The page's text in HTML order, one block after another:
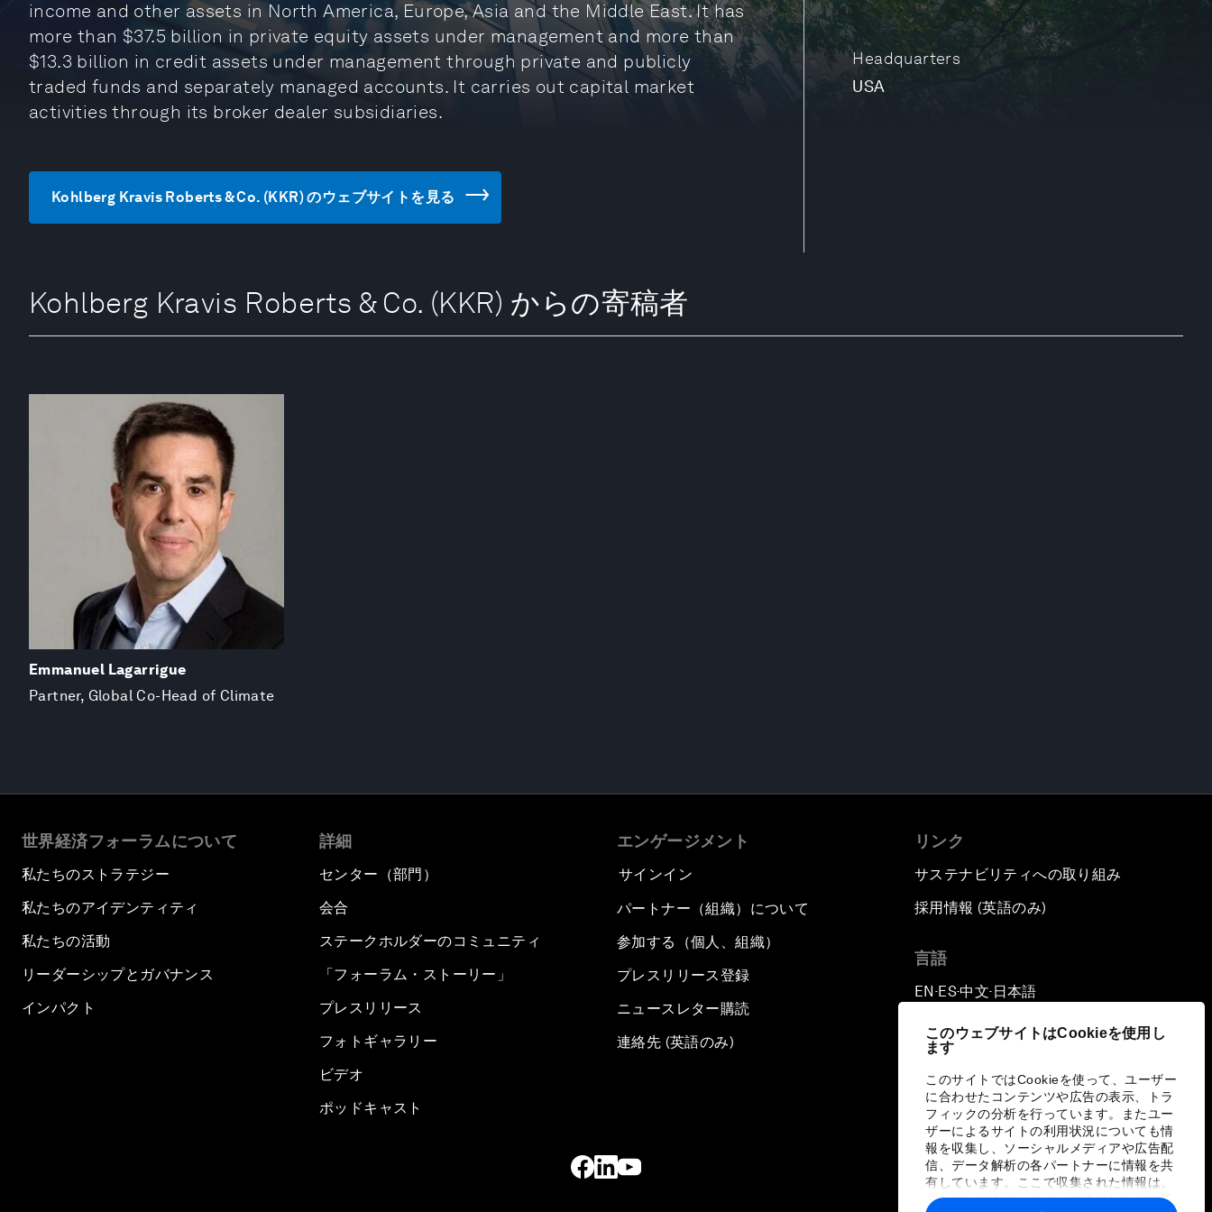
このウェブサイトはCookieを使用し
ます
このサイトではCookieを使って、ユーザー
に合わせたコンテンツや広告の表示、トラ
フィックの分析を行っています。またユー
ザーによるサイトの利用状況についても情
報を収集し、ソーシャルメディアや広告配
信、データ解析の各パートナーに情報を共
有しています。ここで収集された情報は、
ユーザーが各パートナーに提供した他の情
Headquarters
USA
income and other assets in North America, Europe, Asia and the Middle East. It has
more than $37.5 billion in private equity assets under management and more than
$13.3 billion in credit assets under management through private and publicly
traded funds and separately managed accounts. It carries out capital market
activities through its broker dealer subsidiaries.
Kohlberg Kravis Roberts & Co. (KKR) のウェブサイトを見る
Kohlberg Kravis Roberts & Co. (KKR) からの寄稿者
Emmanuel Lagarrigue
Partner, Global Co-Head of Climate
世界経済フォーラムについて
私たちのストラテジー
私たちのアイデンティティ
私たちの活動
リーダーシップとガバナンス
インパクト
詳細
センター（部門）
会合
ステークホルダーのコミュニティ
「フォーラム・ストーリー」
プレスリリース
フォトギャラリー
ビデオ
ポッドキャスト
エンゲージメント
サインイン
パートナー（組織）について
参加する（個人、組織）
プレスリリース登録
ニュースレター購読
連絡先 (英語のみ)
リンク
サステナビリティへの取り組み
採用情報 (英語のみ)
言語
EN ▪ES▪中文▪ 日本語